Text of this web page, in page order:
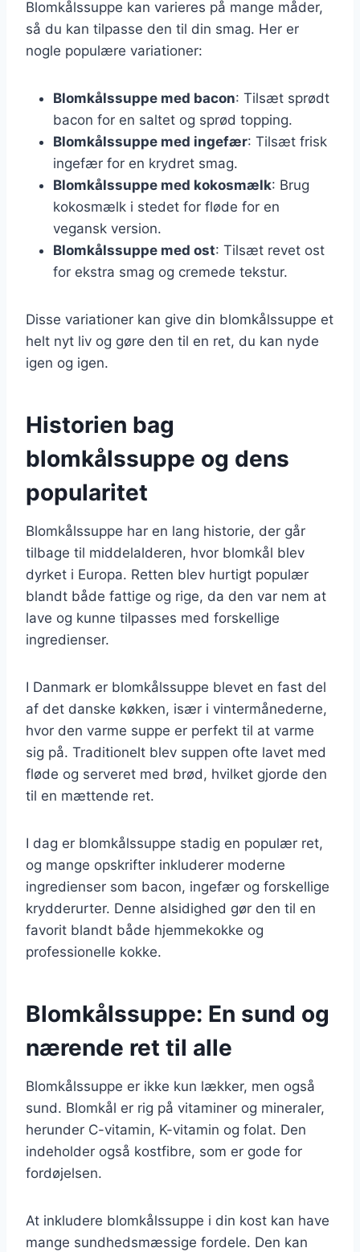
Blomkålssuppe kan varieres på mange måder,
så du kan tilpasse den til din smag. Her er
nogle populære variationer:
Blomkålssuppe med bacon: Tilsæt sprødt
bacon for en saltet og sprød topping.
Blomkålssuppe med ingefær: Tilsæt frisk
ingefær for en krydret smag.
Blomkålssuppe med kokosmælk: Brug
kokosmælk i stedet for fløde for en
vegansk version.
Blomkålssuppe med ost: Tilsæt revet ost
for ekstra smag og cremede tekstur.
Disse variationer kan give din blomkålssuppe et
helt nyt liv og gøre den til en ret, du kan nyde
igen og igen.
Historien bag
blomkålssuppe og dens
popularitet
Blomkålssuppe har en lang historie, der går
tilbage til middelalderen, hvor blomkål blev
dyrket i Europa. Retten blev hurtigt populær
blandt både fattige og rige, da den var nem at
lave og kunne tilpasses med forskellige
ingredienser.
I Danmark er blomkålssuppe blevet en fast del
af det danske køkken, især i vintermånederne,
hvor den varme suppe er perfekt til at varme
sig på. Traditionelt blev suppen ofte lavet med
fløde og serveret med brød, hvilket gjorde den
til en mættende ret.
I dag er blomkålssuppe stadig en populær ret,
og mange opskrifter inkluderer moderne
ingredienser som bacon, ingefær og forskellige
krydderurter. Denne alsidighed gør den til en
favorit blandt både hjemmekokke og
professionelle kokke.
Blomkålssuppe: En sund og
nærende ret til alle
Blomkålssuppe er ikke kun lækker, men også
sund. Blomkål er rig på vitaminer og mineraler,
herunder C-vitamin, K-vitamin og folat. Den
indeholder også kostfibre, som er gode for
fordøjelsen.
At inkludere blomkålssuppe i din kost kan have
mange sundhedsmæssige fordele. Den kan